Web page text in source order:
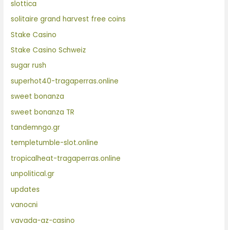
slottica
solitaire grand harvest free coins
Stake Casino
Stake Casino Schweiz
sugar rush
superhot40-tragaperras.online
sweet bonanza
sweet bonanza TR
tandemngo.gr
templetumble-slot.online
tropicalheat-tragaperras.online
unpolitical.gr
updates
vanocni
vavada-az-casino